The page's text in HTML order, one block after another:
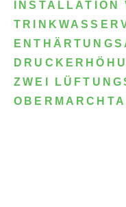
INSTALLATION
ZWEI